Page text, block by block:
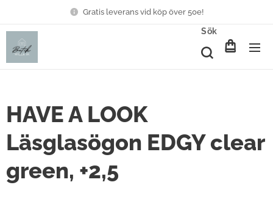
Gratis leverans vid köp över 50e!
Sök
HAVE A LOOK
Läsglasögon EDGY clear
green, +2,5